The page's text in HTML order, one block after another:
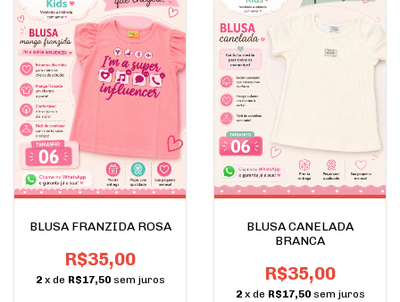
BLUSA FRANZIDA ROSA
R$35,00
2 x de R$17,50 sem juros
BLUSA CANELADA
BRANCA
R$35,00
2 x de R$17,50 sem juros